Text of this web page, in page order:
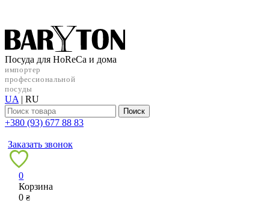
Посуда для HoReCa и дома
импортер
профессиональной
посуды
UA | RU
Поиск
+38‎0 (93) 677 88 83
Заказать звонок
0
Корзина
0₴